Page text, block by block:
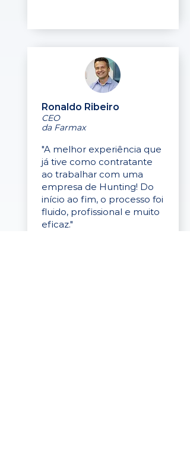
Ronaldo Ribeiro
CEO
da Farmax
"A melhor experiência que
já tive como contratante
ao trabalhar com uma
empresa de Hunting! Do
início ao fim, o processo foi
fluido, profissional e muito
eficaz."